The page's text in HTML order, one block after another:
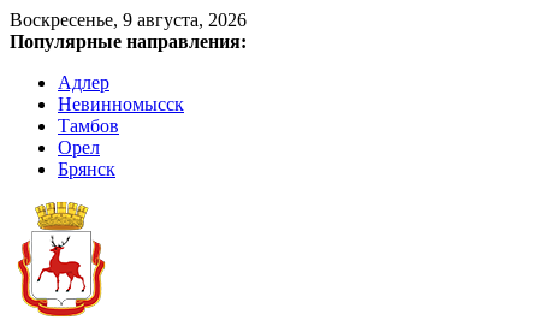
Воскресенье, 9 августа, 2026
Популярные направления:
Адлер
Невинномысск
Тамбов
Орел
Брянск